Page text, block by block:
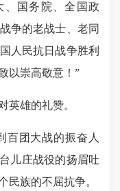
国务院、全国政
争的老战士、老同
人民抗日战争胜利
以崇高敬意！”
雄的礼赞。
团大战的振奋人
儿庄战役的扬眉吐
民族的不屈抗争。